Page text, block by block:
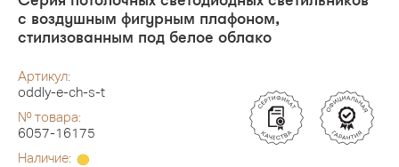
c воздушным фигурным плафоном,
стилизованным под белое облако
Артикул:
oddly-e-ch-s-t
№ товара:
6057-16175
Наличие: